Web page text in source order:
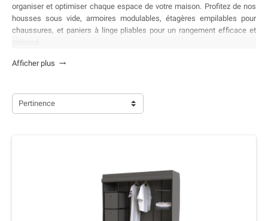
organiser et optimiser chaque espace de votre maison. Profitez de nos
housses sous vide, armoires modulables, étagères empilables pour
chaussures, et paniers à linge pliables pour un rangement efficace et
Afficher plus 
Pertinence